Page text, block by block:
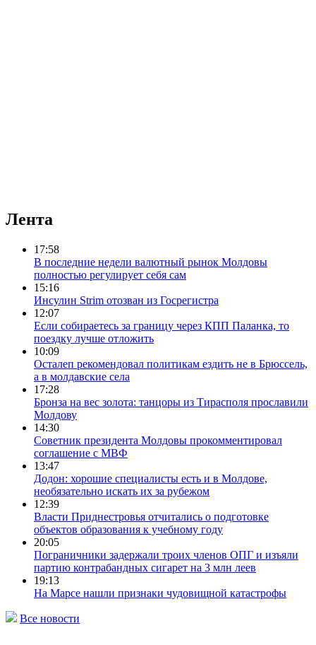
Лента
17:58
В последние недели валютный рынок Молдовы
полностью регулирует себя сам
15:16
Инсулин Strim отозван из Госрегистра
12:07
Если собираетесь за границу через КПП Паланка, то
поездку лучше отложить
10:09
Осталеп рекомендовал политикам ездить не в Брюссель,
а в молдавские села
17:28
Бронза на вес золота: танцоры из Тирасполя прославили
Молдову
14:30
Советник президента Молдовы прокомментировал
соглашение с МВФ
13:47
Додон: хорошие специалисты есть и в Молдове,
необязательно искать их за рубежом
12:39
Власти Приднестровья отчитались о подготовке
объектов образования к учебному году
20:05
Пограничники задержали троих членов ОПГ и изъяли
партию контрабандных сигарет на 3 млн леев
19:13
На Марсе нашли признаки чудовищной катастрофы
Все новости